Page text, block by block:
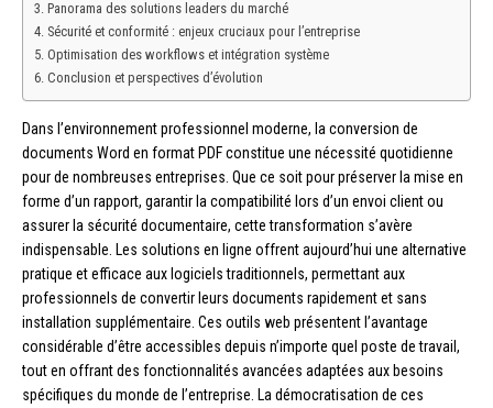
Panorama des solutions leaders du marché
Sécurité et conformité : enjeux cruciaux pour l’entreprise
Optimisation des workflows et intégration système
Conclusion et perspectives d’évolution
Dans l’environnement professionnel moderne, la conversion de
documents Word en format PDF constitue une nécessité quotidienne
pour de nombreuses entreprises. Que ce soit pour préserver la mise en
forme d’un rapport, garantir la compatibilité lors d’un envoi client ou
assurer la sécurité documentaire, cette transformation s’avère
indispensable. Les solutions en ligne offrent aujourd’hui une alternative
pratique et efficace aux logiciels traditionnels, permettant aux
professionnels de convertir leurs documents rapidement et sans
installation supplémentaire. Ces outils web présentent l’avantage
considérable d’être accessibles depuis n’importe quel poste de travail,
tout en offrant des fonctionnalités avancées adaptées aux besoins
spécifiques du monde de l’entreprise. La démocratisation de ces